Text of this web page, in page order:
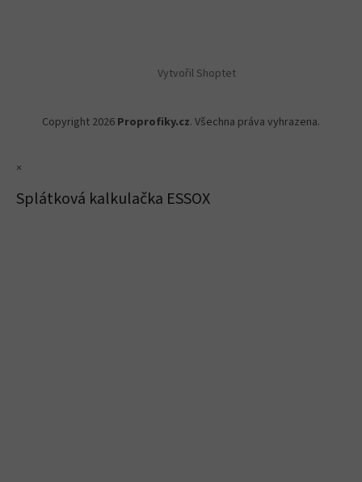
Vytvořil Shoptet
Copyright 2026 Proprofiky.cz. Všechna práva vyhrazena.
×
Splátková kalkulačka ESSOX